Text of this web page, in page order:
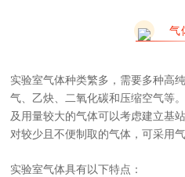
气
实验室气体种类繁多，需要多种高
气、乙炔、二氧化碳和压缩空气等
及用量较大的气体可以考虑建立基
对较少且不便制取的气体，可采用
实验室气体具有以下特点：